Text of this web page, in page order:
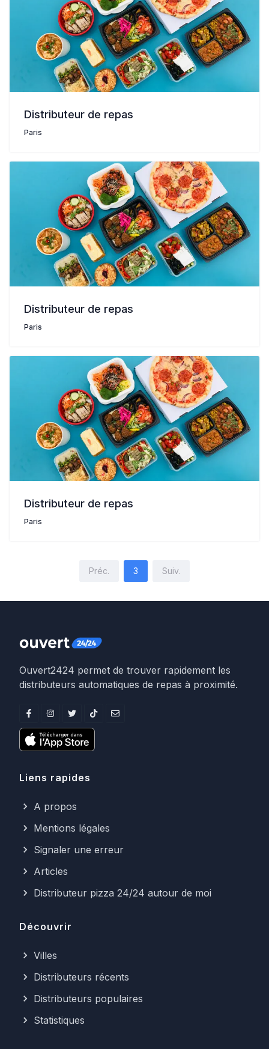
Distributeur de repas
Paris
Distributeur de repas
Paris
Distributeur de repas
Paris
Préc. 3 Suiv.
Ouvert2424 permet de trouver rapidement les
distributeurs automatiques de repas à proximité.
Liens rapides
A propos
Mentions légales
Signaler une erreur
Articles
Distributeur pizza 24/24 autour de moi
Découvrir
Villes
Distributeurs récents
Distributeurs populaires
Statistiques